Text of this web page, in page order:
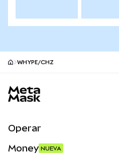
WHYPE/CHZ
Operar
Money NUEVA